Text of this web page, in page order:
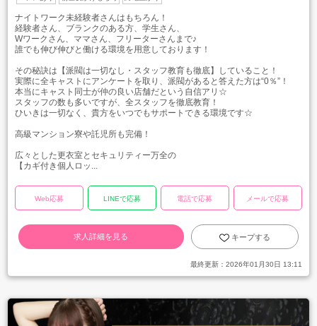
ナイトワーク未経験者さんはもちろん！
経験者さん、ブランクのある方、学生さん、
Wワークさん、ママさん、フリーターさんまで♪
誰でも伸び伸びと働ける環境を用意しております！
その秘訣は【派閥は一切なし・スタッフ教育も徹底】していること！
実際に全キャストにアンケートを取り、派閥があると答えた方は“0％”！
本当にキャスト同士が仲の良い店舗だという自信アリ☆
スタッフの数も多いですが、全スタッフを徹底教育！
ひいきは一切なく、貴方をいつでもサポートできる環境です☆
高級マンション寮や託児所も完備！
広々とした更衣室とセキュリティー万全の
【カギ付き個人ロッ...
Web応募 LINEで応募 電話で応募 メールで応募
求人詳細を見る キープする
最終更新： 2026年01月30日 13:11